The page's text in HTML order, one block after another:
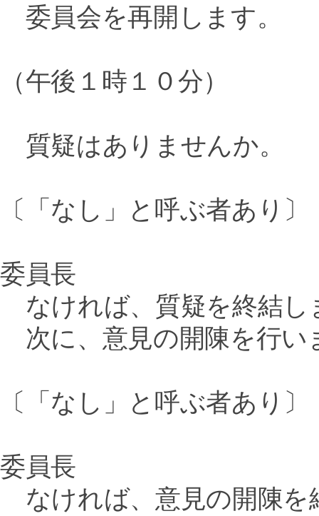
委員会を再開します。
（午後１時１０分）
質疑はありませんか。
〔「なし」と呼ぶ者あり〕
委員長
なければ、質疑を終結し
次に、意見の開陳を行い
〔「なし」と呼ぶ者あり〕
委員長
なければ、意見の開陳を